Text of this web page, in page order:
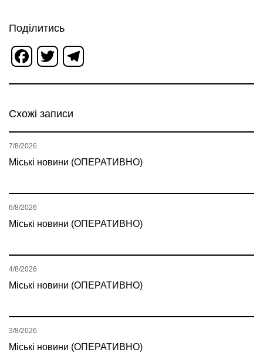
Поділитись
Facebook
Twitter
Схожі записи
Міські новини (ОПЕРАТИВНО)
7/8/2026
Міські новини (ОПЕРАТИВНО)
6/8/2026
Міські новини (ОПЕРАТИВНО)
4/8/2026
Міські новини (ОПЕРАТИВНО)
3/8/2026